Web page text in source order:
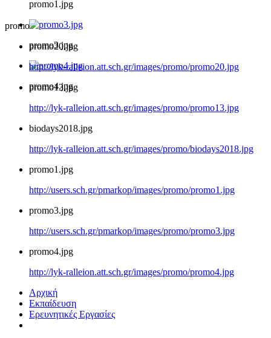
promo1.jpg
promo3.jpg
promo4.jpg
promo
promo20.jpg
http://lyk-ralleion.att.sch.gr/images/promo/promo20.jpg
promo13.jpg
http://lyk-ralleion.att.sch.gr/images/promo/promo13.jpg
biodays2018.jpg
http://lyk-ralleion.att.sch.gr/images/promo/biodays2018.jpg
promo1.jpg
http://users.sch.gr/pmarkop/images/promo/promo1.jpg
promo3.jpg
http://users.sch.gr/pmarkop/images/promo/promo3.jpg
promo4.jpg
http://lyk-ralleion.att.sch.gr/images/promo/promo4.jpg
Αρχική
Εκπαίδευση
Ερευνητικές Εργασίες